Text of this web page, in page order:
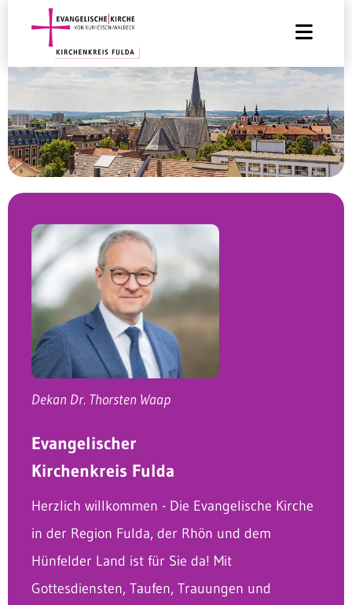
Dekan Dr. Thorsten Waap
Evangelischer
Kirchenkreis Fulda
Herzlich willkommen - Die Evangelische Kirche
in der Region Fulda, der Rhön und dem
Hünfelder Land ist für Sie da! Mit
Gottesdiensten, Taufen, Trauungen und